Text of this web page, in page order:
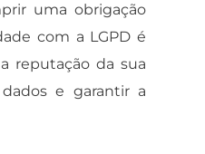
uma obrigação
com a LGPD é
reputação da sua
e garantir a